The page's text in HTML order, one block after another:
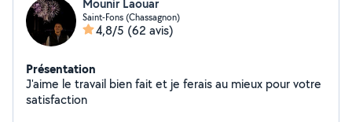
Mounir Laouar
Saint-Fons (Chassagnon)
4,8/5 (62 avis)
Présentation
J'aime le travail bien fait et je ferais au mieux pour votre
satisfaction